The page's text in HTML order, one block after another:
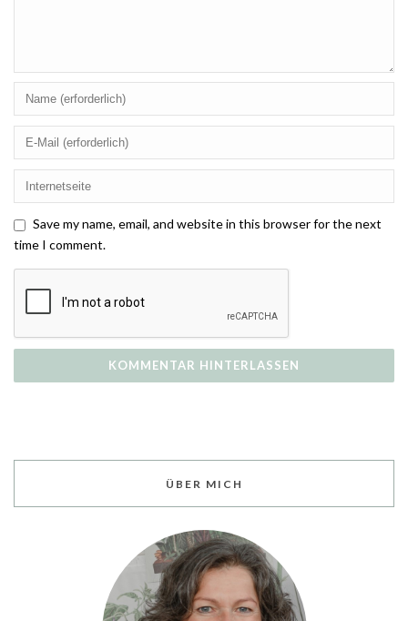
Save my name, email, and website in this browser for the next
time I comment.
ÜBER MICH